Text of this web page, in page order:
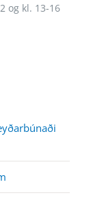
og kl. 13-16